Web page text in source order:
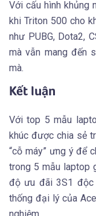
Với cấu hình khủng
khi Triton 500 cho
như PUBG, Dota2,
mà vẫn mang đến
mà.
Kết luận
Với top 5 mẫu
khúc được chia sẻ
“cỗ máy” ưng ý để
trong 5 mẫu laptop
độ ưu đãi 3S1 độc
thống đại lý của